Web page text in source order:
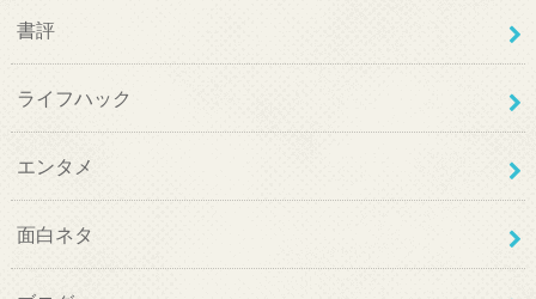
書評
ライフハック
エンタメ
面白ネタ